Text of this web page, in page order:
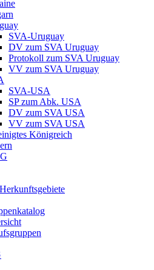
SVA-Uruguay
DV zum SVA Uruguay
Protokoll zum SVA Uruguay
VV zum SVA Uruguay
SVA-USA
SP zum Abk. USA
DV zum SVA USA
VV zum SVA USA
Königreich